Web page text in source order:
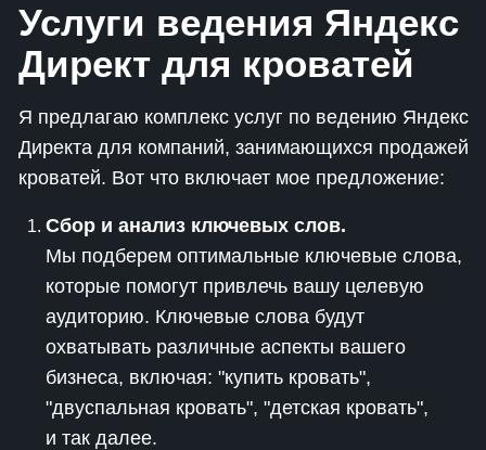
Услуги ведения Яндекс
Директ для кроватей
Я предлагаю комплекс услуг по ведению Яндекс
Директа для компаний, занимающихся продажей
кроватей. Вот что включает мое предложение:
Сбор и анализ ключевых слов.
Мы подберем оптимальные ключевые слова,
которые помогут привлечь вашу целевую
аудиторию. Ключевые слова будут
охватывать различные аспекты вашего
бизнеса, включая: "купить кровать",
"двуспальная кровать", "детская кровать",
и так далее.